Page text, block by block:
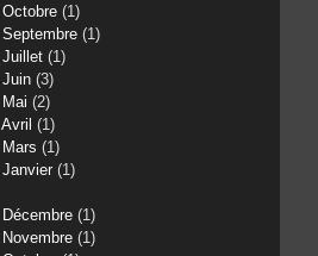
Octobre (1)
Septembre (1)
Juillet (1)
Juin (3)
Mai (2)
Avril (1)
Mars (1)
Janvier (1)
Décembre (1)
Novembre (1)